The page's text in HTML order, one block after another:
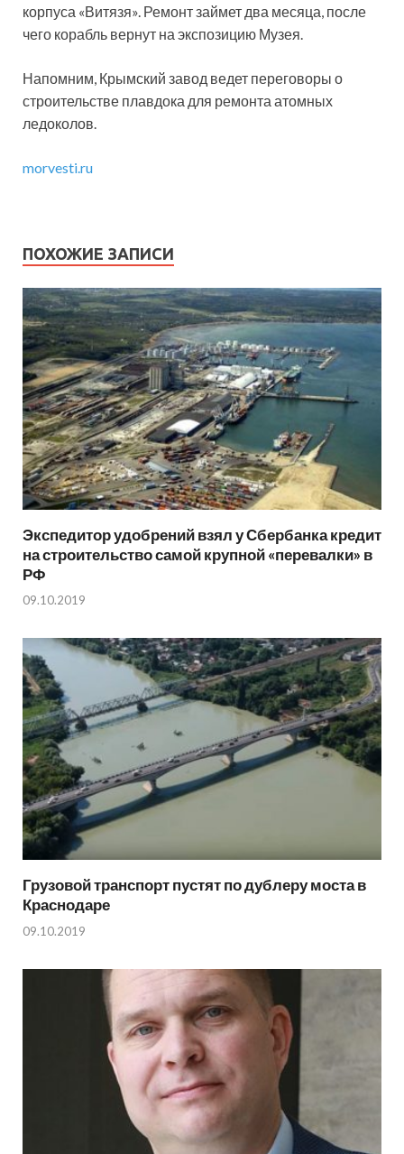
корпуса «Витязя». Ремонт займет два месяца, после
чего корабль вернут на экспозицию Музея.
Напомним, Крымский завод ведет переговоры о
строительстве плавдока для ремонта атомных
ледоколов.
morvesti.ru
ПОХОЖИЕ ЗАПИСИ
Экспедитор удобрений взял у Сбербанка кредит
на строительство самой крупной «перевалки» в
РФ
09.10.2019
Грузовой транспорт пустят по дублеру моста в
Краснодаре
09.10.2019